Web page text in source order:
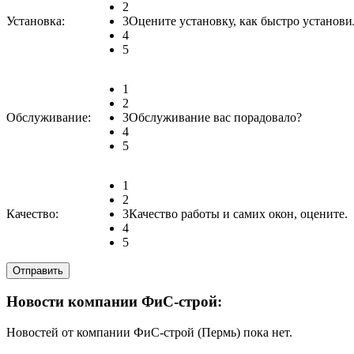
Установка:
2
3
4
5
Оцените установку, как быстро
Обслуживание:
1
2
3
4
5
Обслуживание вас порадовало?
Качество:
1
2
3
4
5
Качество работы и самих окон, оцените.
Новости компании ФиС-строй:
Новостей от компании ФиС-строй (Пермь) пока нет.